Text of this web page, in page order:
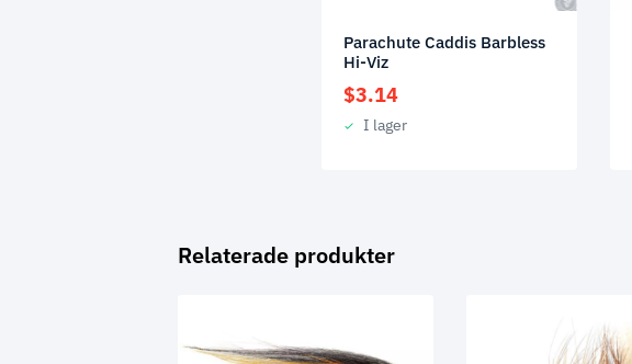
Parachute Caddis Barbless
Hi-Viz
$3.14
I lager
Relaterade produkter